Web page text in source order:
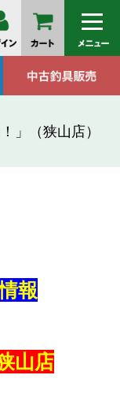
」（狭山店）
報
山店